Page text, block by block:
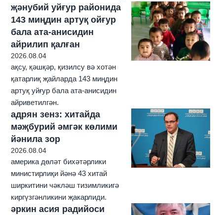
җәнубий уйғур районида
143 миңдин артуқ ойғур
бала ата-анисидин
айрилип қалған
2026.08.04
ақсу, қәшқәр, қизилсу вә хотән
қатарлиқ җайларда 143 миңдин
артуқ уйғур бала ата-анисидин
айриветилгән.
адрян зенз: хитайда
мәҗбурий әмгәк көлими
йәнила зор
2026.08.04
америка дөләт бихәтәрлики
министирлиқи йәнә 43 хитай
ширкитини чәкләш тизимликигә
киргүзгәнликини җакарлиди.
әркин асия радийоси